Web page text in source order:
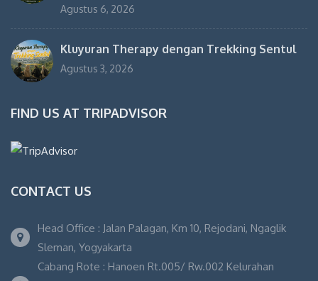
Agustus 6, 2026
Kluyuran Therapy dengan Trekking Sentul
Agustus 3, 2026
FIND US AT TRIPADVISOR
CONTACT US
Head Office : Jalan Palagan, Km 10, Rejodani, Ngaglik
Sleman, Yogyakarta
Cabang Rote : Hanoen Rt.005/ Rw.002 Kelurahan